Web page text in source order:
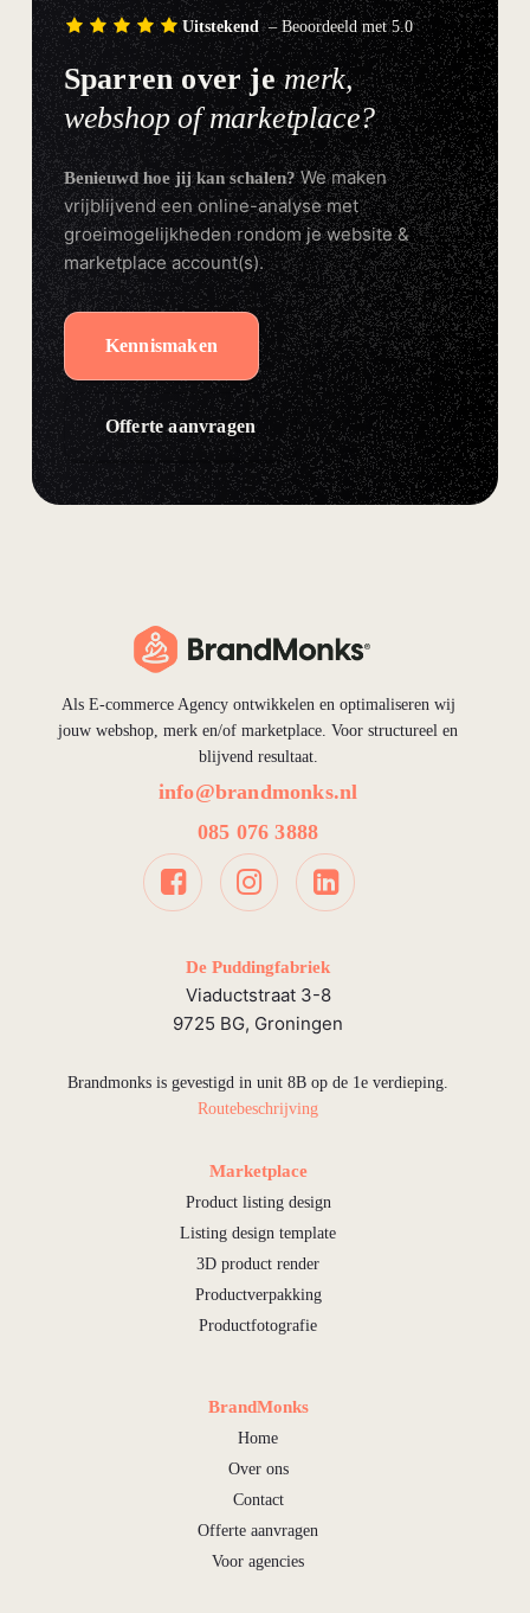
Uitstekend– Beoordeeld met 5.0
Sparren over jemerk,
webshop of marketplace?
Benieuwd hoe jij kan schalen?We maken
vrijblijvend een online-analyse met
groeimogelijkheden rondom je website &
marketplace account(s).
Kennismaken
Offerte aanvragen
Als E-commerce Agency ontwikkelen en optimaliseren wij
jouw webshop, merk en/of marketplace. Voor structureel en
blijvend resultaat.
info@brandmonks.nl
085 076 3888
De Puddingfabriek
Viaductstraat 3-8
9725 BG, Groningen
Brandmonks is gevestigd in unit 8B op de 1e verdieping.
Routebeschrijving
Marketplace
Product listing design
Listing design template
3D product render
Productverpakking
Productfotografie
BrandMonks
Home
Over ons
Contact
Offerte aanvragen
Voor agencies